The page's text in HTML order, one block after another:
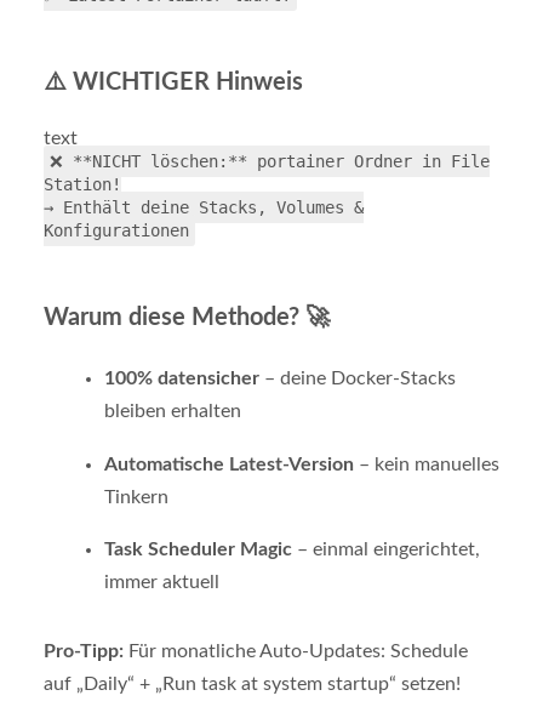
⚠️ WICHTIGER Hinweis
text
❌ **NICHT löschen:** portainer Ordner in File
Station!
→ Enthält deine Stacks, Volumes &
Konfigurationen
Warum diese Methode? 🚀
100% datensicher– deine Docker-Stacks
bleiben erhalten
Automatische Latest-Version – kein manuelles
Tinkern
Task Scheduler Magic– einmal eingerichtet,
immer aktuell
Pro-Tipp: Für monatliche Auto-Updates: Schedule
auf „Daily“ + „Run task at system startup“ setzen!